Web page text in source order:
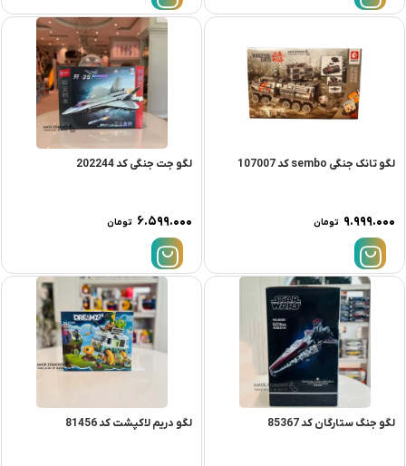
لگو تانک جنگی sembo کد 107007
۹.۹۹۹.۰۰۰ تومان
لگو جت جنگی کد 202244
۶.۵۹۹.۰۰۰ تومان
لگو جنگ ستارگان کد 85367 لگو دریم لاکپشت کد 81456